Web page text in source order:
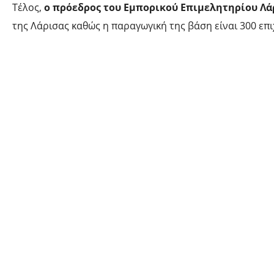
Τέλος, ο πρόεδρος του Εμπορικού Επιμελητηρίου
της Λάρισας καθώς η παραγωγική της βάση είναι 300